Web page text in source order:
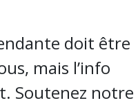
SUIVANT :
doit être
mais l’info
Soutenez notre